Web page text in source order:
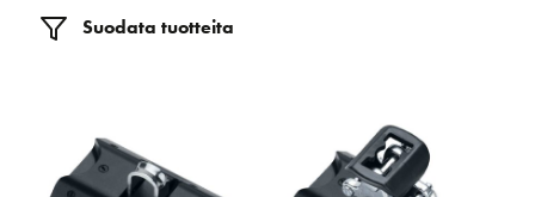
Suodata tuotteita